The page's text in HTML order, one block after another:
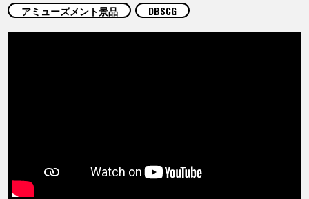
アミューズメント景品
DBSCG